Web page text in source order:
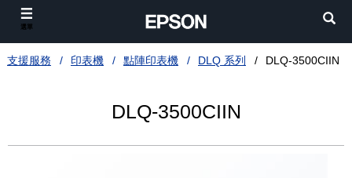
支援服務 印表機 點陣印表機 DLQ 系列 DLQ-3500CIIN
DLQ-3500CIIN